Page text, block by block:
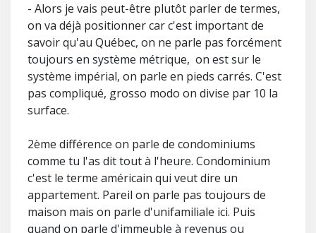
- Alors je vais peut-être plutôt parler de termes,
on va déjà positionner car c'est important de
savoir qu'au Québec, on ne parle pas forcément
toujours en système métrique, on est sur le
système impérial, on parle en pieds carrés. C'est
pas compliqué, grosso modo on divise par 10 la
surface.
2ème différence on parle de condominiums
comme tu l'as dit tout à l'heure. Condominium
c'est le terme américain qui veut dire un
appartement. Pareil on parle pas toujours de
maison mais on parle d'unifamiliale ici. Puis
quand on parle d'immeuble à revenus ou